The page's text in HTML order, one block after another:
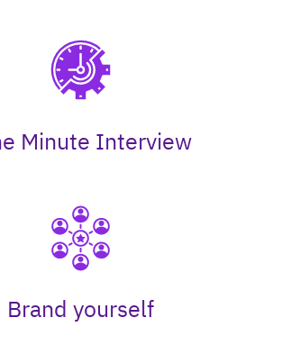
Minute Interview
Brand yourself